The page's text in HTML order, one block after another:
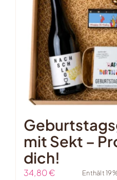
mit Sekt –
dich!
34,80€ Enthält